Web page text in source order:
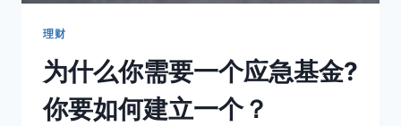
理财
为什么你需要一个应急基金?
你要如何建立一个？